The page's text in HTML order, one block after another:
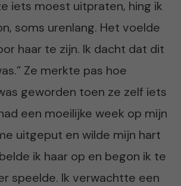
iets moest uitpraten, hing ik
soms urenlang. Het voelde
haar te zijn. Ik dacht dat dit
Ze merkte pas hoe
geworden toen ze zelf iets
een moeilijke week op mijn
uitgeput en wilde mijn hart
ik haar op en begon ik te
speelde. Ik verwachtte een